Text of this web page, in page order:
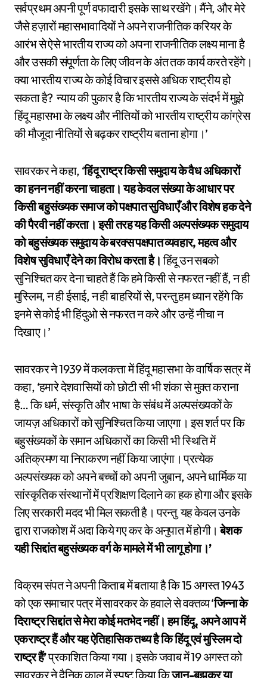
सर्वप्रथम अपनी पूर्ण वफादारी इसके साथ रखेंगे। मैंने, और मेरे
जैसे हज़ारों महासभावादियों ने अपने राजनीतिक करियर के
आरंभ से ऐसे भारतीय राज्य को अपना राजनीतिक लक्ष्य माना है
और उसकी संपूर्णता के लिए जीवन के अंत तक कार्य करते रहेंगे।
क्या भारतीय राज्य के कोई विचार इससे अधिक राष्ट्रीय हो
सकता है? न्याय की पुकार है कि भारतीय राज्य के संदर्भ में मुझे
हिंदू महासभा के लक्ष्य और नीतियों को भारतीय राष्ट्रीय कांग्रेस
की मौजूदा नीतियों से बढ़कर राष्ट्रीय बताना होगा।’
सावरकर ने कहा, ‘हिंदू राष्ट्र किसी समुदाय के वैध अधिकारों
का हनन नहीं करना चाहता। यह केवल संख्या के आधार पर
किसी बहुसंख्यक समाज को पक्षपात सुविधाएँ और विशेष हक देने
की पैरवी नहीं करता। इसी तरह यह किसी अल्पसंख्यक समुदाय
को बहुसंख्यक समुदाय के बरक्स पक्षपात व्यवहार, महत्व और
विशेष सुविधाएँ देने का विरोध करता है। हिंदू उन सबको
सुनिश्चित कर देना चाहते हैं कि हमे किसी से नफरत नहीं हैं, न ही
मुस्लिम, न ही ईसाई, न ही बाहरियों से, परन्तु हम ध्यान रहेंगे कि
इनमे से कोई भी हिंदुओ से नफरत न करे और उन्हें नीचा न
दिखाए।’
सावरकर ने 1939 में कलकत्ता में हिंदू महासभा के वार्षिक सत्र में
कहा, ‘हमारे देशवासियों को छोटी सी भी शंका से मुक्त कराना
है… कि धर्म, संस्कृति और भाषा के संबंध में अल्पसंख्यकों के
जायज़ अधिकारों को सुनिश्चित किया जाएगा। इस शर्त पर कि
बहुसंख्यकों के समान अधिकारों का किसी भी स्थिति में
अतिक्रमण या निराकरण नहीं किया जाएंगा। प्रत्येक
अल्पसंख्यक को अपने बच्चों को अपनी जुबान, अपने धार्मिक या
सांस्कृतिक संस्थानों में प्रशिक्षण दिलाने का हक होगा और इसके
लिए सरकारी मदद भी मिल सकती है। परन्तु यह केवल उनके
द्वारा राजकोश में अदा किये गए कर के अनुपात में होगी।बेशक
यही सिद्दांत बहुसंख्यक वर्ग के मामले में भी लागू होगा।’
विक्रम संपत ने अपनी किताब में बताया है कि 15 अगस्त 1943
को एक समाचार पत्र में सावरकर के हवाले से वक्तव्य ‘जिन्ना के
दिराष्ट्र सिद्दांत से मेरा कोई मतभेद नहीं। हम हिंदू, अपने आप में
एकराष्ट्र हैं और यह ऐतिहासिक तथ्य है कि हिंदू एवं मुस्लिम दो
राष्ट्र हैं’प्रकाशित किया गया। इसके जवाब में 19 अगस्त को
सावरकर ने दैनिक काल में स्पष्ट किया किजान-बूझकर या